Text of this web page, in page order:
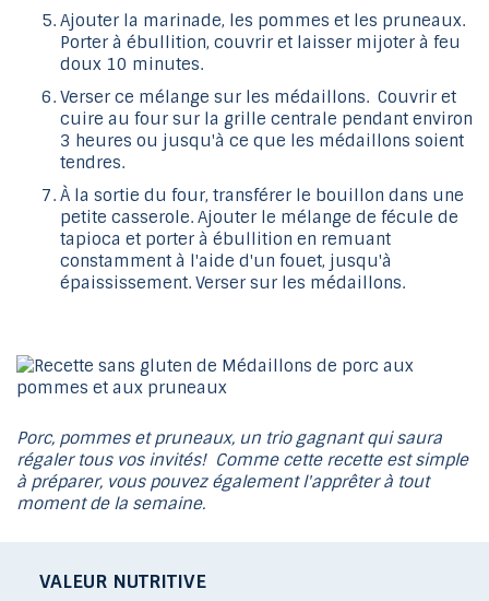
Ajouter la marinade, les pommes et les pruneaux.
Porter à ébullition, couvrir et laisser mijoter à feu
doux 10 minutes.
Verser ce mélange sur les médaillons. Couvrir et
cuire au four sur la grille centrale pendant environ
3 heures ou jusqu'à ce que les médaillons soient
tendres.
À la sortie du four, transférer le bouillon dans une
petite casserole. Ajouter le mélange de fécule de
tapioca et porter à ébullition en remuant
constamment à l'aide d'un fouet, jusqu'à
épaississement. Verser sur les médaillons.
Porc, pommes et pruneaux, un trio gagnant qui saura
régaler tous vos invités! Comme cette recette est simple
à préparer, vous pouvez également l'apprêter à tout
moment de la semaine.
VALEUR NUTRITIVE